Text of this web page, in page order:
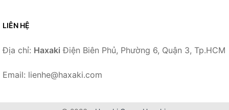
LIÊN HỆ
Địa chỉ: Haxaki Điện Biên Phủ, Phường 6, Quận 3, Tp.HCM
Email: lienhe@haxaki.com